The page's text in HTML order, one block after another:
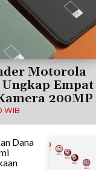
Motorola
Ungkap Empat
200MP
WIB
Dana